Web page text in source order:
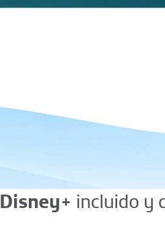
Disney+ incluido y